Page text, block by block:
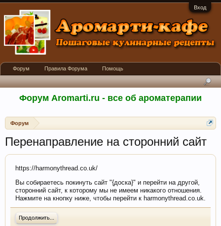
Вход
Форум Aromarti.ru - все об ароматерапии
Форум
Перенаправление на сторонний сайт
https://harmonythread.co.uk/
Вы собираетесь покинуть сайт "{доска}" и перейти на другой,
сторонний сайт, к которому мы не имеем никакого отношения.
Нажмите на кнопку ниже, чтобы перейти к harmonythread.co.uk.
Продолжить...
Форум Правила Форума Помощь